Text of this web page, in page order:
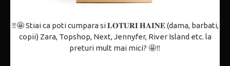
‼️🤩 Stiai ca poti cumpara si 𝐋𝐎𝐓𝐔𝐑𝐈 𝐇𝐀𝐈𝐍𝐄 (dama, barbati,
copii) Zara, Topshop, Next, Jennyfer, River Island etc. la
preturi mult mai mici? 🤩‼️